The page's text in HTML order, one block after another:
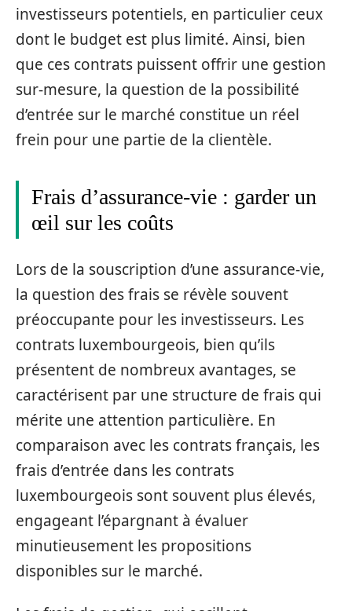
investisseurs potentiels, en particulier ceux
dont le budget est plus limité. Ainsi, bien
que ces contrats puissent offrir une gestion
sur-mesure, la question de la possibilité
d’entrée sur le marché constitue un réel
frein pour une partie de la clientèle.
Frais d’assurance-vie : garder un
œil sur les coûts
Lors de la souscription d’une assurance-vie,
la question des frais se révèle souvent
préoccupante pour les investisseurs. Les
contrats luxembourgeois, bien qu’ils
présentent de nombreux avantages, se
caractérisent par une structure de frais qui
mérite une attention particulière. En
comparaison avec les contrats français, les
frais d’entrée dans les contrats
luxembourgeois sont souvent plus élevés,
engageant l’épargnant à évaluer
minutieusement les propositions
disponibles sur le marché.